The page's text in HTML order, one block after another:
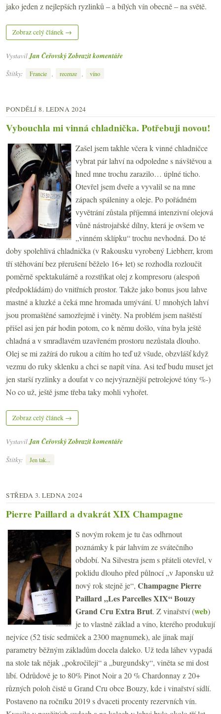
jako jeden z nejlepších ryzlinků – a bílých vín obecně – na světě.
Zobraz celý článek →
Vystavil Jan ČeřovskýZobrazit komentáře
Štítky:
Francie , recenze , víno
PONDĚLÍ 8. LEDNA 2024
Vybouchla mi vinná chladnička. Potřebuji novou!
Zašel jsem takhle včera k vinné chladničce
vybrat pár lahví na odpoledne s návštěvou a
hned mne trochu zarazilo… úplné ticho.
Otevřel jsem dveře a vyvalil se na mne
zápach spáleniny a oleje. Po pořádném
vyvětrání zůstala příjemná intenzivní olejová
vůně nástrojařské dílny, která je ovšem ve
„vinném sklípku“ trochu nevhodná. Do té
doby spolehlivá chladnička (v Rakousku vyrobený Liebherr, krom
tří stěhování bez přerušení běželo 16+ let) se rozhodla rozloučit
poměrně spektakulárně a rozstříkat olej z kompresoru (alespoň
předpokládám) do vnitřních prostor. Takže jako bonus jsou lahve
mastné a kluzké a čeká mne hromada umývání. U mnohých lahví
jsou promaštěné samozřejmě i viněty. Na problém jsem naštěstí
přišel asi jen pár hodin potom, co k němu došlo, vína byla ještě
chladná a v smradlavém uzavřeném prostoru nezůstala dlouho.
Olej se mi zažírá do rukou a cítím ho teď už všude, obzvlášť když
vezmu do ruky sklenku a chci se napít vína. Asi teď budu muset jet
jen starší ryzlinky a doufat v co nejvýraznější petrolejové tóny %-)
No co už, ještě jsme třeba taky mohli vyhořet.
Zobraz celý článek →
VystavilJan ČeřovskýZobrazit komentáře
Štítky:
Jen tak...
STŘEDA 3. LEDNA 2024
Pierre Paillard a dvakrát XIX Champagne
S novým rokem je tu čas odhrnout
poznámky k pár lahvím ze svátečního
období. Na Silvestra jsem s přáteli otevřel, v
poklidu dlouho před půlnocí „v Japonsku už
nový rok stejně je“, Champagne Pierre
Paillard „Les Parcelles XIX“ Bouzy
Grand Cru Extra Brut. Z vinařství (web)
je to vlastně základ a víno, kterého produkují
nejvíce (52 tisíc sedmiček a 2300 magnumek), ale jinak mají
parametry běžným základům docela daleko. Už teda láhev vypadá
na stole tak nějak „pokročileji“ a „burgundsky“, viněta se mi dost
líbí. Odrůdově je to 80% Pinot Noir a 20 % Chardonnay z 20+
různých poloh čistě u Grand Cru obce Bouzy, kde i vinařství sídlí.
Postaveno na ročníku 2019 s dvaceti procenty rezervních vín.